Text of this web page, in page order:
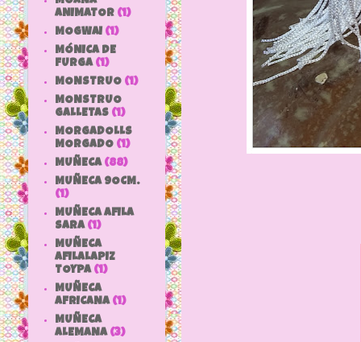
ANIMATOR (1)
MOGWAI (1)
MÓNICA DE
FURGA (1)
MONSTRUO (1)
MONSTRUO
GALLETAS (1)
MORGADOLLS
MORGADO (1)
MUÑECA (88)
MUÑECA 9OCM.
(1)
MUÑECA AFILA
SARA (1)
MUÑECA
AFILALAPIZ
TOYPA (1)
MUÑECA
AFRICANA (1)
MUÑECA
ALEMANA (3)